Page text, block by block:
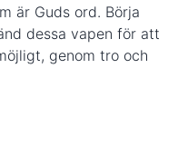
är Guds ord. Börja
dessa vapen för att
genom tro och